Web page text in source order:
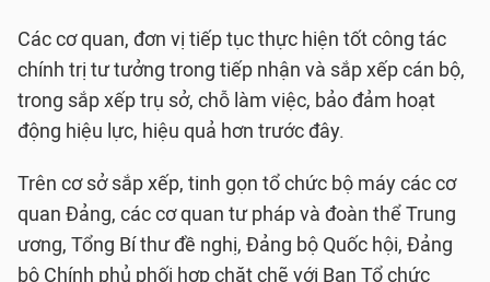
Các cơ quan, đơn vị tiếp tục thực hiện tốt công tác
chính trị tư tưởng trong tiếp nhận và sắp xếp cán bộ,
trong sắp xếp trụ sở, chỗ làm việc, bảo đảm hoạt
động hiệu lực, hiệu quả hơn trước đây.
Trên cơ sở sắp xếp, tinh gọn tổ chức bộ máy các cơ
quan Đảng, các cơ quan tư pháp và đoàn thể Trung
ương, Tổng Bí thư đề nghị, Đảng bộ Quốc hội, Đảng
bộ Chính phủ phối hợp chặt chẽ với Ban Tổ chức